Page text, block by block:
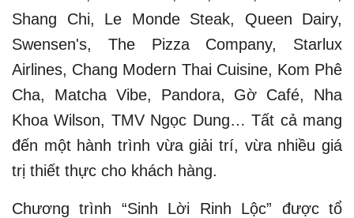
Shang Chi, Le Monde Steak, Queen Dairy,
Swensen's, The Pizza Company, Starlux
Airlines, Chang Modern Thai Cuisine, Kom Phê
Cha, Matcha Vibe, Pandora, Gờ Café, Nha
Khoa Wilson, TMV Ngọc Dung… Tất cả mang
đến một hành trình vừa giải trí, vừa nhiều giá
trị thiết thực cho khách hàng.
Chương trình “Sinh Lời Rinh Lộc” được tổ